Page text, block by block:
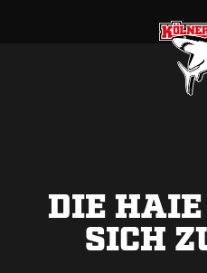
DIE
SICH